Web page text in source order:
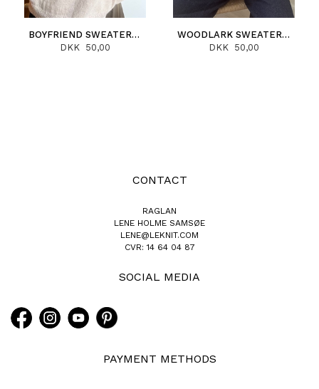
BOYFRIEND SWEATER (DANSK)
DKK 50,00
WOODLARK SWEATER (DANSK)
DKK 50,00
CONTACT
RAGLAN
LENE HOLME SAMSØE
LENE@LEKNIT.COM
CVR: 14 64 04 87
SOCIAL MEDIA
PAYMENT METHODS